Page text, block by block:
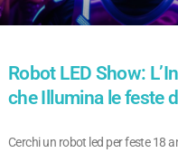
Robot LED Show:
che Illumina le feste
Cerchi un robot led per feste 18